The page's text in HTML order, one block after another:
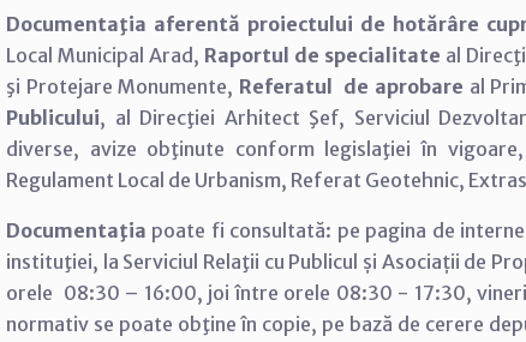
Documentaţia aferentă proiectului de hotărâre
Local Municipal Arad, Raportul de specialitate al
şi Protejare Monumente, Referatul de aprobare al
Publicului, al Direcţiei Arhitect Şef, Serviciul
diverse, avize obţinute conform legislaţiei în
Regulament Local de Urbanism, Referat Geotehnic,
Documentaţia poate fi consultată: pe pagina de
instituţiei, la Serviciul Relaţii cu Publicul și Asociații de
orele 08:30 – 16:00, joi între orele 08:30 - 17:30,
normativ se poate obţine în copie, pe bază de cerere